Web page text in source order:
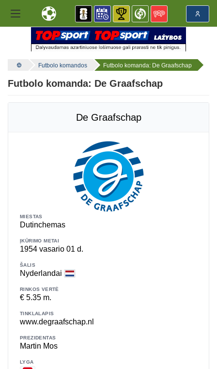
Futbolo komandos Futbolo komanda: De Graafschap
Futbolo komanda: De Graafschap
De Graafschap
MIESTAS
Dutinchemas
ĮKŪRIMO METAI
1954 vasario 01 d.
ŠALIS
Nyderlandai
RINKOS VERTĖ
€ 5.35 m.
TINKLALAPIS
www.degraafschap.nl
PREZIDENTAS
Martin Mos
LYGA